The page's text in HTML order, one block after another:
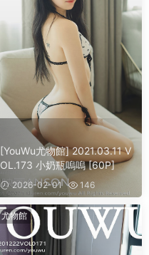
[YouWu尤物館] 2021.03.11 V
OL.173 小奶瓶嗚嗚 [60P]
2026-02-01 146
尤物館